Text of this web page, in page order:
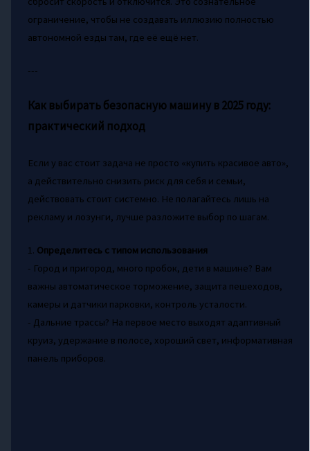
ограничение, чтобы не создавать иллюзию полностью
автономной езды там, где её ещё нет.
---
Как выбирать безопасную машину в 2025 году:
практический подход
Если у вас стоит задача не просто «купить красивое авто»,
а действительно снизить риск для себя и семьи,
действовать стоит системно. Не полагайтесь лишь на
рекламу и лозунги, лучше разложите выбор по шагам.
1. Определитесь с типом использования
- Город и пригород, много пробок, дети в машине? Вам
важны автоматическое торможение, защита пешеходов,
камеры и датчики парковки, контроль усталости.
- Дальние трассы? На первое место выходят адаптивный
круиз, удержание в полосе, хороший свет, информативная
панель приборов.